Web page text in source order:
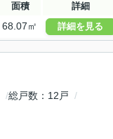
面積 詳細
68.07㎡ 詳細を見る
総戸数
12戸